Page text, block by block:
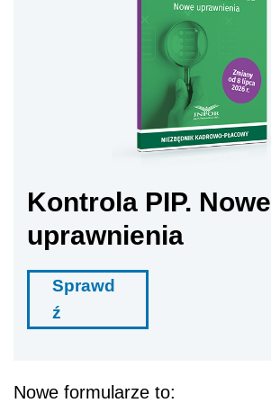
Kontrola PIP. Nowe
uprawnienia
Sprawd
ź
Nowe formularze to: